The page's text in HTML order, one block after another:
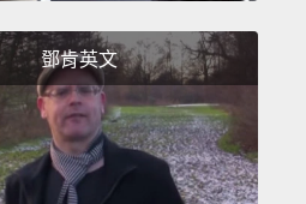
heat and add two
the pan, scour, and
杯白醋，接著煮沸。將鍋
鄧肯英文